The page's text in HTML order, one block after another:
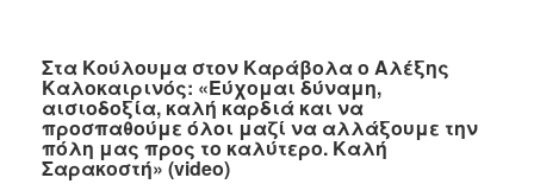
2022
2021
2020
2019
Στα Κούλουμα στον Καράβολα ο Αλέξης
Καλοκαιρινός: «Εύχομαι δύναμη,
αισιοδοξία, καλή καρδιά και να
προσπαθούμε όλοι μαζί να αλλάξουμε την
πόλη μας προς το καλύτερο. Καλή
Σαρακοστή» (video)